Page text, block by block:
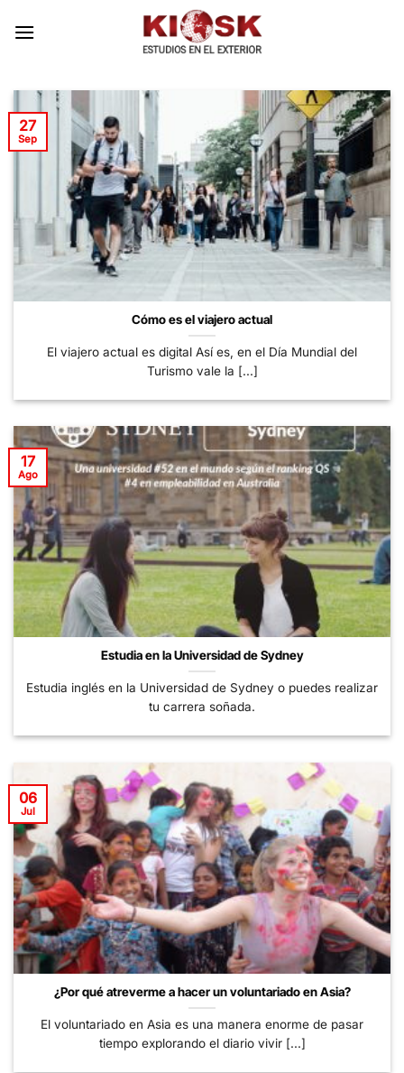
Cómo es el viajero actual
El viajero actual es digital Así es, en el Día Mundial del
Turismo vale la [...]
27
Sep
Estudia en la Universidad de Sydney
Estudia inglés en la Universidad de Sydney o puedes realizar
tu carrera soñada.
17
Ago
¿Por qué atreverme a hacer un voluntariado en Asia?
El voluntariado en Asia es una manera enorme de pasar
tiempo explorando el diario vivir [...]
06
Jul